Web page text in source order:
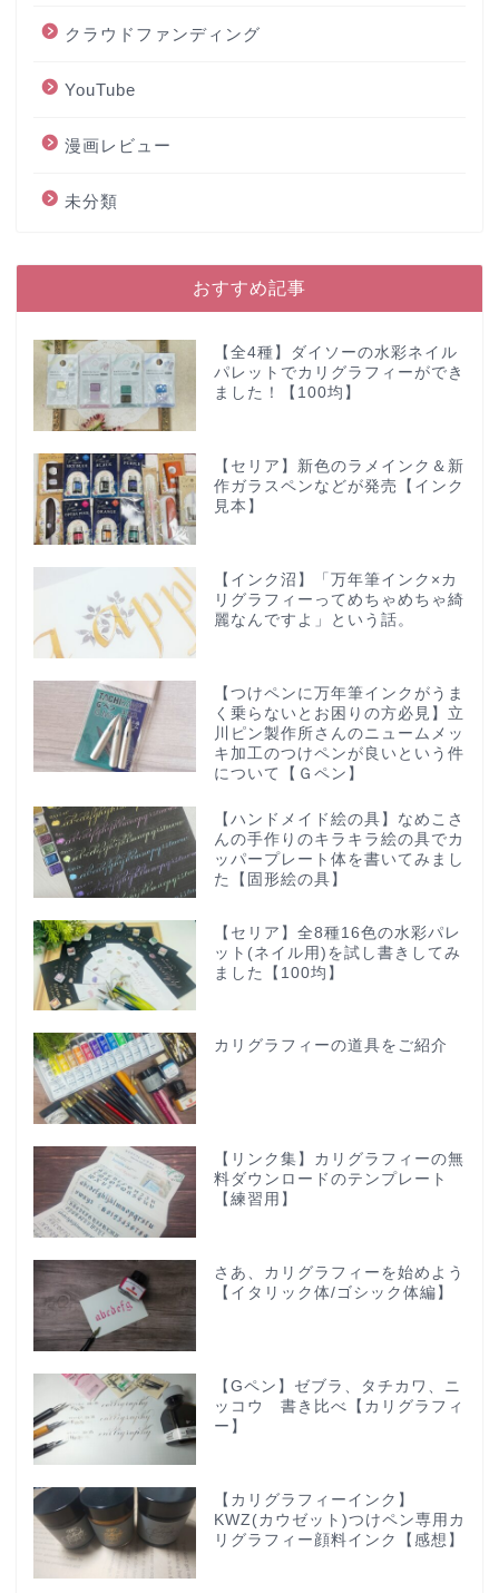
クラウドファンディング
YouTube
漫画レビュー
未分類
おすすめ記事
【全4種】ダイソーの水彩ネイル
パレットでカリグラフィーができ
ました！【100均】
【セリア】新色のラメインク＆新
作ガラスペンなどが発売【インク
見本】
【インク沼】「万年筆インク×カ
リグラフィーってめちゃめちゃ綺
麗なんですよ」という話。
【つけペンに万年筆インクがうま
く乗らないとお困りの方必見】立
川ピン製作所さんのニュームメッ
キ加工のつけペンが良いという件
について【Ｇペン】
【ハンドメイド絵の具】なめこさ
んの手作りのキラキラ絵の具でカ
ッパープレート体を書いてみまし
た【固形絵の具】
【セリア】全8種16色の水彩パレ
ット(ネイル用)を試し書きしてみ
ました【100均】
カリグラフィーの道具をご紹介
【リンク集】カリグラフィーの無
料ダウンロードのテンプレート
【練習用】
さあ、カリグラフィーを始めよう
【イタリック体/ゴシック体編】
【Gペン】ゼブラ、タチカワ、ニ
ッコウ 書き比べ【カリグラフィ
ー】
【カリグラフィーインク】
KWZ(カウゼット)つけペン専用カ
リグラフィー顔料インク【感想】